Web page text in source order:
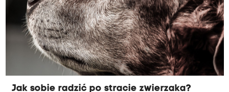
Jak sobie radzić po stracie zwierzaka?